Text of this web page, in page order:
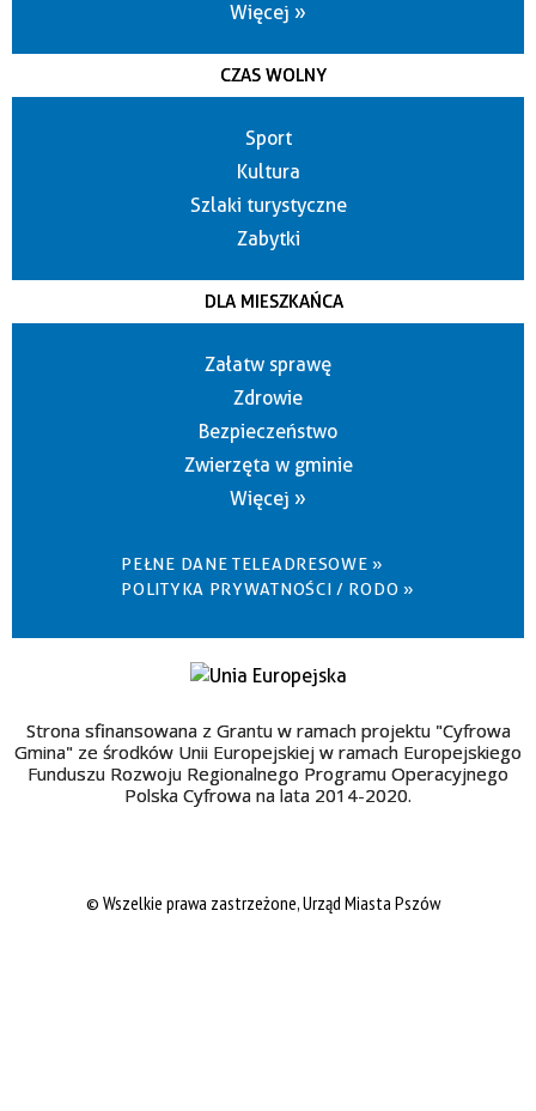
Więcej »
CZAS WOLNY
Sport
Kultura
Szlaki turystyczne
Zabytki
DLA MIESZKAŃCA
Załatw sprawę
Zdrowie
Bezpieczeństwo
Zwierzęta w gminie
Więcej »
PEŁNE DANE TELEADRESOWE »
POLITYKA PRYWATNOŚCI / RODO »
Strona sfinansowana z Grantu w ramach projektu "Cyfrowa
Gmina" ze środków Unii Europejskiej w ramach Europejskiego
Funduszu Rozwoju Regionalnego Programu Operacyjnego
Polska Cyfrowa na lata 2014-2020.
© Wszelkie prawa zastrzeżone, Urząd Miasta Pszów